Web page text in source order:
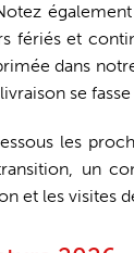
fériés et
dans
se
les
un
et les visites